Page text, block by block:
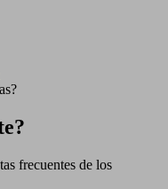
frecuentes de los